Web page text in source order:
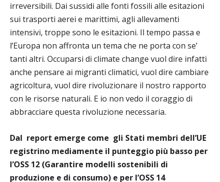
irreversibili. Dai sussidi alle fonti fossili alle esitazioni
sui trasporti aerei e marittimi, agli allevamenti
intensivi, troppe sono le esitazioni. Il tempo passa e
l’Europa non affronta un tema che ne porta con se’
tanti altri. Occuparsi di climate change vuol dire infatti
anche pensare ai migranti climatici, vuol dire cambiare
agricoltura, vuol dire rivoluzionare il nostro rapporto
con le risorse naturali. E io non vedo il coraggio di
abbracciare questa rivoluzione necessaria.
Dal report emerge come gli Stati membri dell’UE
registrino mediamente il punteggio più basso per
l’OSS 12 (Garantire modelli sostenibili di
produzione e di consumo) e per l’OSS 14